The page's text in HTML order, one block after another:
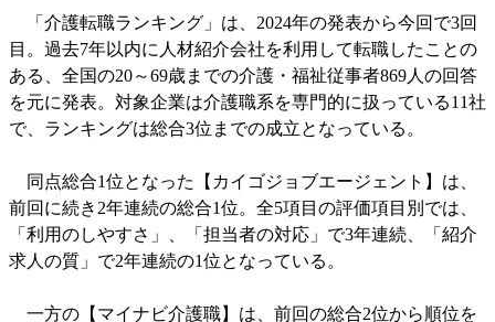
「介護転職ランキング」は、2024年の発表から今回で3回
目。過去7年以内に人材紹介会社を利用して転職したことの
ある、全国の20～69歳までの介護・福祉従事者869人の回答
を元に発表。対象企業は介護職系を専門的に扱っている11社
で、ランキングは総合3位までの成立となっている。
同点総合1位となった【カイゴジョブエージェント】は、
前回に続き2年連続の総合1位。全5項目の評価項目別では、
「利用のしやすさ」、「担当者の対応」で3年連続、「紹介
求人の質」で2年連続の1位となっている。
一方の【マイナビ介護職】は、前回の総合2位から順位を